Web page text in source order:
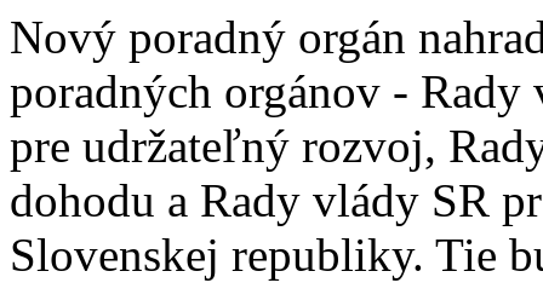
Nový poradný orgán
poradných orgánov -
pre udržateľný rozvoj,
dohodu a Rady vlády SR
Slovenskej republiky. Tie